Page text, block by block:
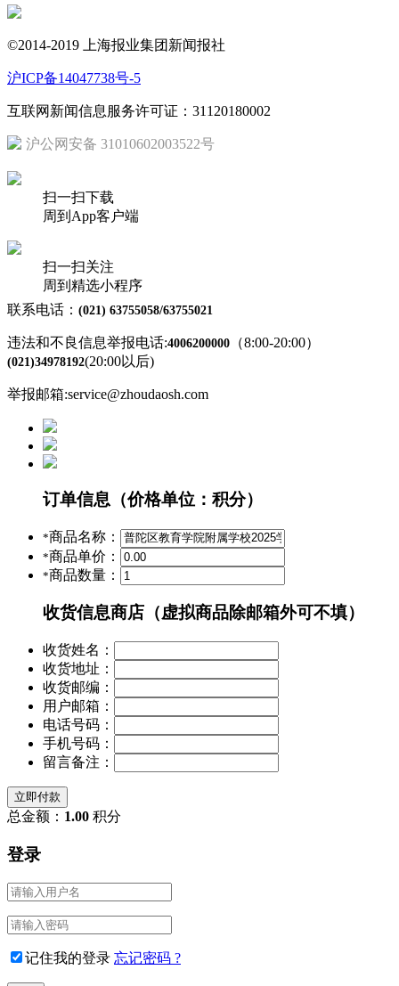
©2014-2019 上海报业集团新闻报社
沪ICP备14047738号-5
互联网新闻信息服务许可证：31120180002
沪公网安备 31010602003522号
扫一扫下载
周到App客户端
扫一扫关注
周到精选小程序
联系电话： (021) 63755058/63755021
违法和不良信息举报电话:4006200000 （8:00-20:00）
(021)34978192(20:00以后)
举报邮箱:service@zhoudaosh.com
订单信息 （价格单位：积分）
*商品名称：
*商品单价：
*商品数量：
收货信息商店（虚拟商品除邮箱外可不填）
收货姓名：
收货地址：
收货邮编：
用户邮箱：
电话号码：
手机号码：
留言备注：
立即付款
总金额： 1.00 积分
登录
记住我的登录 忘记密码 ?